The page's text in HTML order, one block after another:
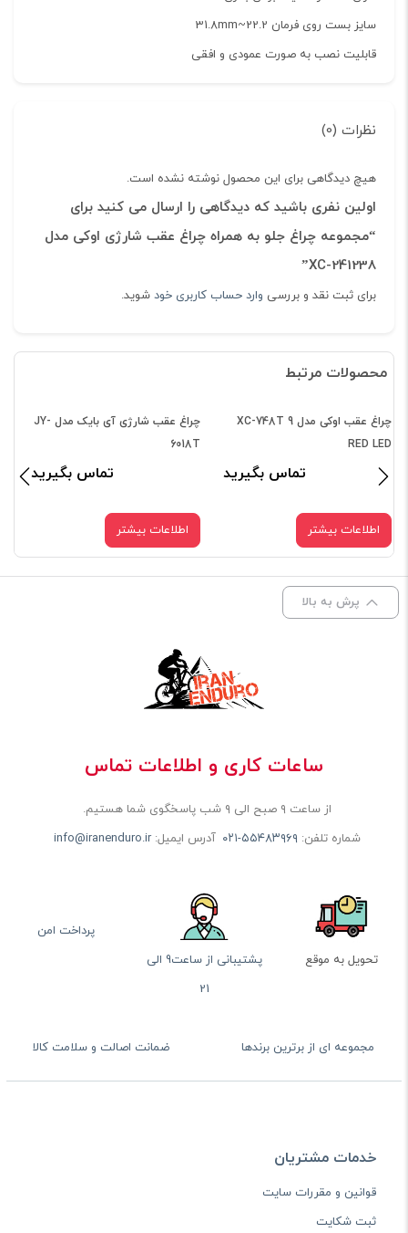
سایز بست روی فرمان 22.2~31.8mm
قابلیت نصب به صورت عمودی و افقی
نظرات (0)
هیچ دیدگاهی برای این محصول نوشته نشده است.
اولین نفری باشید که دیدگاهی را ارسال می کنید برای
“مجموعه چراغ جلو به همراه چراغ عقب شارژی اوکی مدل
XC-241238”
برای ثبت نقد و بررسی وارد حساب کاربری خود شوید.
محصولات مرتبط
چراغ عقب آی بایک مدل JY-596
تماس بگیرید
اطلاعات بیشتر
چراغ عقب شارژی اوکی مدل XC-
170R
تماس بگیرید
اطلاعات بیشتر
پرش به بالا
ساعات کاری و اطلاعات تماس
از ساعت ۹ صبح الی ۹ شب پاسخگوی شما هستیم.
شماره تلفن: ۰۲۱-۵۵۴۸۳۹۶۹ آدرس ایمیل:info@iranenduro.ir
تحویل به موقع
پشتیبانی از ساعت9 الی
21
پرداخت امن
مجموعه ای از برترین برندها ضمانت اصالت و سلامت کالا
خدمات مشتریان
قوانین و مقررات سایت
ثبت شکایت